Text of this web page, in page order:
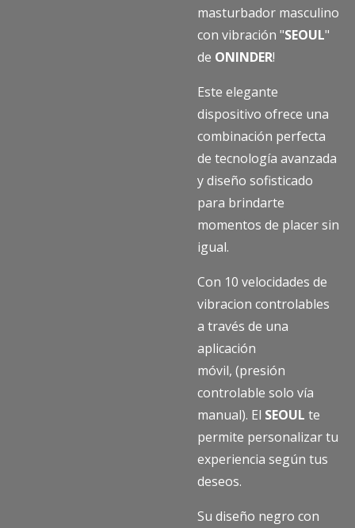
masturbador masculino
con vibración "SEOUL"
de ONINDER!
Este elegante
dispositivo ofrece una
combinación perfecta
de tecnología avanzada
y diseño sofisticado
para brindarte
momentos de placer sin
igual.
Con 10 velocidades de
vibracion controlables
a través de una
aplicación
móvil, (presión
controlable solo vía
manual). El SEOUL te
permite personalizar tu
experiencia según tus
deseos.
Su diseño negro con